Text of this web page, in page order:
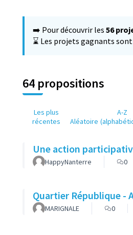
➡️ Pour découvrir les 56
⌛ Les projets gagnants sont
64 propositions
Les plus
récentes
Aléatoire
A-Z
Une action
HappyNanterre 0
Quartier République -
MARIGNALE 0